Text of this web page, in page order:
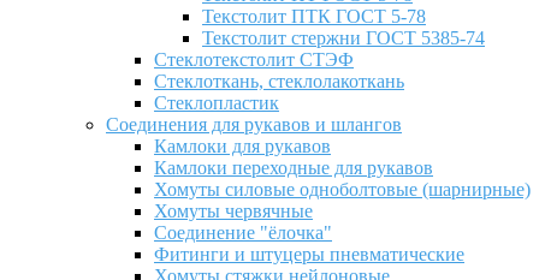
Текстолит ПТК ГОСТ 5-78
Текстолит стержни ГОСТ 5385-74
Стеклотекстолит СТЭФ
Стеклоткань, стеклолакоткань
Стеклопластик
Соединения для рукавов и шлангов
Камлоки для рукавов
Камлоки переходные для рукавов
Хомуты силовые одноболтовые (шарнирные)
Хомуты червячные
Соединение "ёлочка"
Фитинги и штуцеры пневматические
Хомуты стяжки нейлоновые